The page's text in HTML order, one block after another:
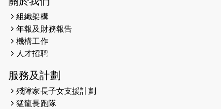
2026-05-22
2026-05-21
2026-05-14
（19:00開始）
組織架構
年報及財務報告
機構工作
人才招聘
服務及計劃
殘障家長子女支援計劃
猛龍長跑隊